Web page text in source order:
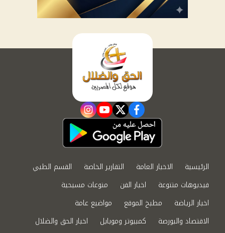
facebook
twitter
youtube
instagram
الرئيسية الاخبار العامة التقارير الخاصة
القسم الطبي
فيديوهات متنوعة
اخبار الفن
منوعات مسيحية
اخبار الرياضة
مطبخ الموقع
مواضيع عامة
الاقتصاد والبورصة
كمبيوتر وموبايل
اخبار الحق والضلال